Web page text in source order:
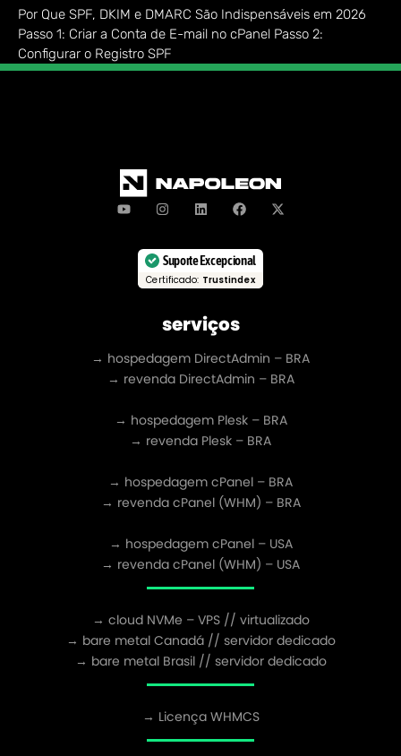
Por Que SPF, DKIM e DMARC São Indispensáveis em 2026
Passo 1: Criar a Conta de E-mail no cPanel Passo 2:
Configurar o Registro SPF
Suporte Excepcional
Certificado: Trustindex
serviços
→ hospedagem DirectAdmin – BRA
→ revenda DirectAdmin – BRA
→ hospedagem Plesk – BRA
→ revenda Plesk – BRA
→ hospedagem cPanel – BRA
→ revenda cPanel (WHM) – BRA
→ hospedagem cPanel – USA
→ revenda cPanel (WHM) – USA
→ cloud NVMe – VPS // virtualizado
→ bare metal Canadá // servidor dedicado
→ bare metal Brasil // servidor dedicado
→ Licença WHMCS